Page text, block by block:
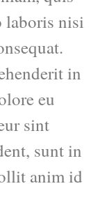
laboris nisi
in
eu
sint
sunt in
anim id